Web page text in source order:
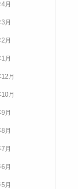
月
月
月
月
月
月
月
月
月
月
月